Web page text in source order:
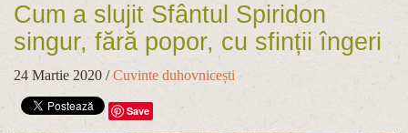
Cum a slujit Sfântul Spiridon
singur, fără popor, cu sfinții îngeri
24 Martie 2020 /Cuvinte duhovnicești
Save